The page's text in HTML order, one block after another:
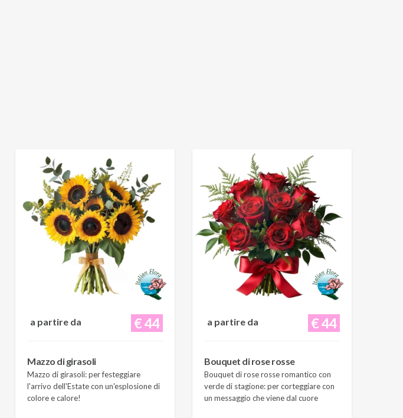
€ 44
a partire da
Mazzo di girasoli
Mazzo di girasoli: per festeggiare
l'arrivo dell'Estate con un'esplosione di
colore e calore!
€ 44
a partire da
Bouquet di rose rosse
Bouquet di rose rosse romantico con
verde di stagione: per corteggiare con
un messaggio che viene dal cuore